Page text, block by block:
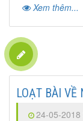
Xem thêm...
LOẠT BÀI VỀ
24-05-2018